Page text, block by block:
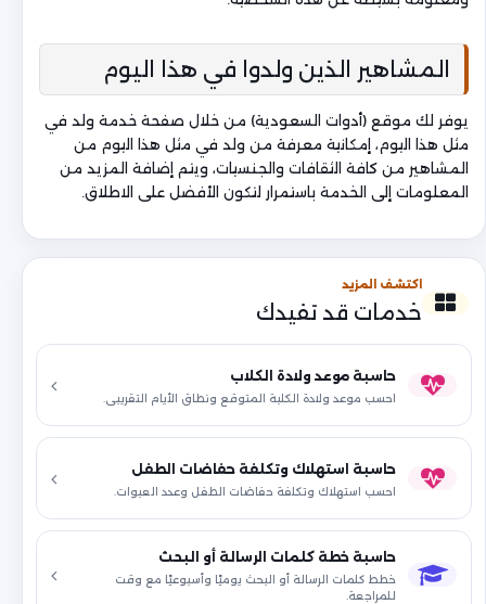
المشاهير الذين ولدوا في هذا اليوم
يوفر لك موقع (أدوات السعودية) من خلال صفحة خدمة ولد في
مثل هذا اليوم، إمكانية معرفة من ولد في مثل هذا اليوم من
المشاهير من كافة الثقافات والجنسيات، ويتم إضافة المزيد من
المعلومات إلى الخدمة باستمرار لتكون الأفضل على الاطلاق.
اكتشف المزيد
خدمات قد تفيدك
حاسبة موعد ولادة الكلاب
احسب موعد ولادة الكلبة المتوقع ونطاق الأيام التقريبي.
حاسبة استهلاك وتكلفة حفاضات الطفل
احسب استهلاك وتكلفة حفاضات الطفل وعدد العبوات.
حاسبة خطة كلمات الرسالة أو البحث
خطط كلمات الرسالة أو البحث يوميًا وأسبوعيًا مع وقت
للمراجعة.